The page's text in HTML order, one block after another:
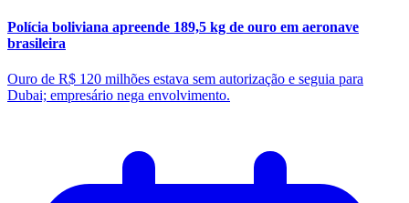
Polícia boliviana apreende 189,5 kg de ouro em aeronave
brasileira
Ouro de R$ 120 milhões estava sem autorização e seguia para
Dubai; empresário nega envolvimento.